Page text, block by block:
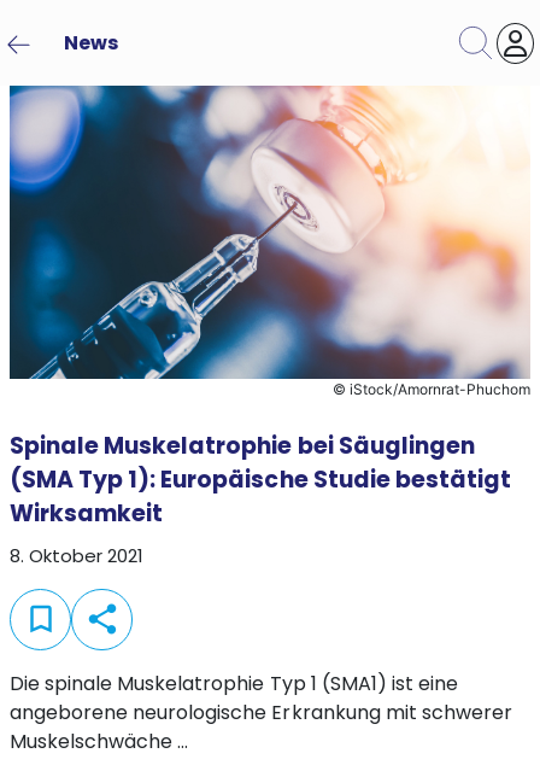
Format
Themengebiet
Suche Zurücksetzen
News
© iStock/Amornrat-Phuchom
Spinale Muskelatrophie bei Säuglingen
(SMA Typ 1): Europäische Studie bestätigt
Wirksamkeit
8. Oktober 2021
bookmark_border share
Die spinale Muskelatrophie Typ 1 (SMA1) ist eine
angeborene neurologische Erkrankung mit schwerer
Muskelschwäche ...